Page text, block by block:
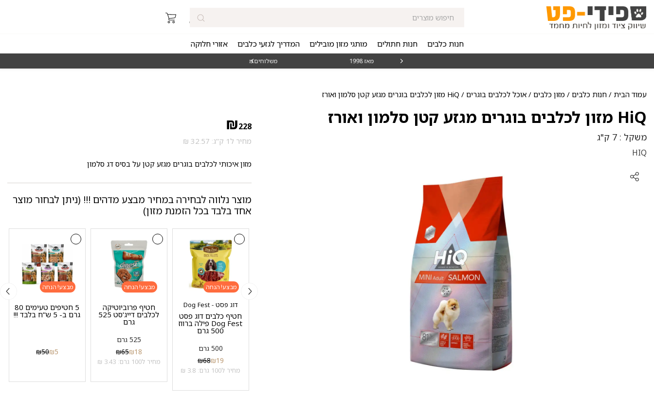
חנות כלבים חנות חתולים מותגי מזון מובילים המדריך לגזעי כלבים אזורי חלוקה
משלוחים מהירים חינם באזורי החלוקה בקנייה מעל ₪150
עמוד הבית / חנות כלבים / מזון כלבים / אוכל לכלבים בוגרים / HiQ מזון לכלבים בוגרים מגזע קטן סלמון ואורז
HiQ מזון לכלבים בוגרים מגזע קטן סלמון ואורז
משקל : 7 ק"ג
HIQ
₪228
מחיר ל1 ק"ג: 32.57 ₪
מזון איכותי לכלבים בוגרים מגזע קטן על בסיס דג סלמון
מוצר נלווה לבחירה במחיר מבצע מדהים !!! (ניתן לבחור מוצר
אחד בלבד בכל הזמנת מזון)
מבצע!
שמפו כלבים טבעי
FLAMINGO שיבולת
שועל
500 מ"ל
₪45₪8
מחיר ל100 מ"ל: 1.6 ₪
מבצע!
חטיף כלבים דוג פסט
Dog Fest פילה ברווז
500 גרם
דוג פסט - Dog Fest
500 גרם
₪68₪19
מחיר ל100 גרם: 3.8 ₪
מבצע!
חטיף פרוביוטיקה
לכלבים דייג'סט 525
גרם
525 גרם
₪65₪18
מחיר ל100 גרם: 3.43 ₪
מבצע!
5 חטיפים טעימים 80
גרם ב- 5 ש"ח בלבד !!!
₪50₪5